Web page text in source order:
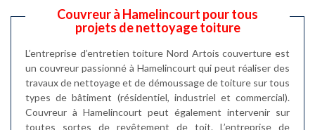
Couvreur à Hamelincourt pour tous
projets de nettoyage toiture
L’entreprise d’entretien toiture Nord Artois couverture est
un couvreur passionné à Hamelincourt qui peut réaliser des
travaux de nettoyage et de démoussage de toiture sur tous
types de bâtiment (résidentiel, industriel et commercial).
Couvreur à Hamelincourt peut également intervenir sur
toutes sortes de revêtement de toit. L’entreprise de